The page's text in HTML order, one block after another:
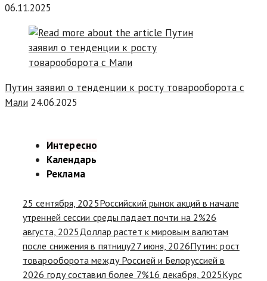
06.11.2025
Путин заявил о тенденции к росту товарооборота с
Мали 24.06.2025
Интересно
Календарь
Реклама
25 сентября, 2025Российский рынок акций в начале
утренней сессии среды падает почти на 2%26
августа, 2025 Доллар растет к мировым валютам
после снижения в пятницу27 июня, 2026Путин: рост
товарооборота между Россией и Белоруссией в
2026 году составил более 7%16 декабря, 2025Курс